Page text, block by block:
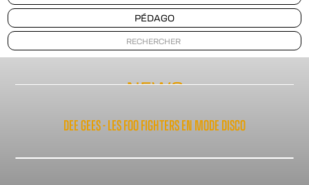
PÉDAGO
NEWS
DEE GEES - LES FOO FIGHTERS EN MODE DISCO